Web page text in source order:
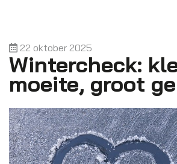
22 oktober 2025
Wintercheck:
moeite, groot